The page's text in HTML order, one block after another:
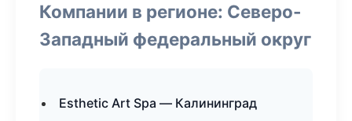
Компании в регионе: Северо-
Западный федеральный округ
Esthetic Art Spa — Калининград